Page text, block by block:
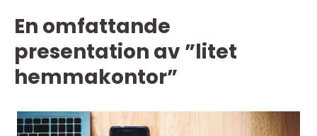
En omfattande
presentation av ”litet
hemmakontor”